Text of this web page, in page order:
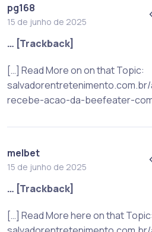
pg168
15 de junho de 2025
… [Trackback]
[…] Read More on on that Topic:
recebe-acao-da-beefeater-
melbet
15 de junho de 2025
… [Trackback]
[…] Read More here on that Topic: